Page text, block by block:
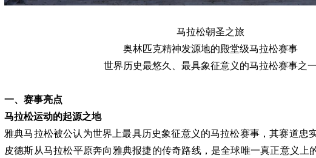
马拉松朝圣之旅
奥林匹克精神发源地的殿堂级马拉松赛事
世界历史最悠久、最具象征意义的马拉松赛事之一
一、赛事亮点
马拉松运动的起源之地
雅典马拉松被公认为世界上最具历史象征意义的马拉松赛事，其赛道忠
皮德斯从马拉松平原奔向雅典报捷的传奇路线，是全球唯一真正意义上